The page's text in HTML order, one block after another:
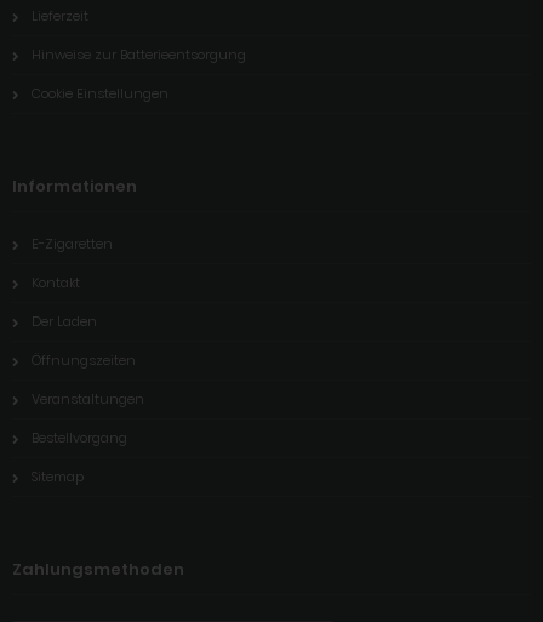
Lieferzeit
Hinweise zur Batterieentsorgung
Cookie Einstellungen
Informationen
E-Zigaretten
Kontakt
Der Laden
Öffnungszeiten
Veranstaltungen
Bestellvorgang
Sitemap
Zahlungsmethoden